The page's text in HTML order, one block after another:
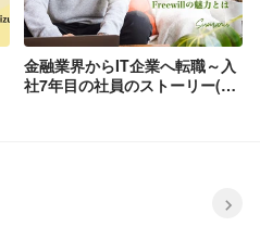
金融業界からIT企業へ転職～入
社7年目の社員のストーリー(後